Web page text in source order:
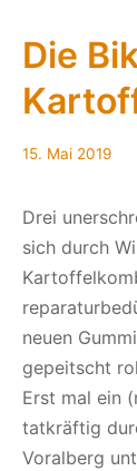
Die
15. Mai 201915.
Drei
sich durch
neuen
gepeitscht
Erst mal ein
tatkräftig
Voralberg